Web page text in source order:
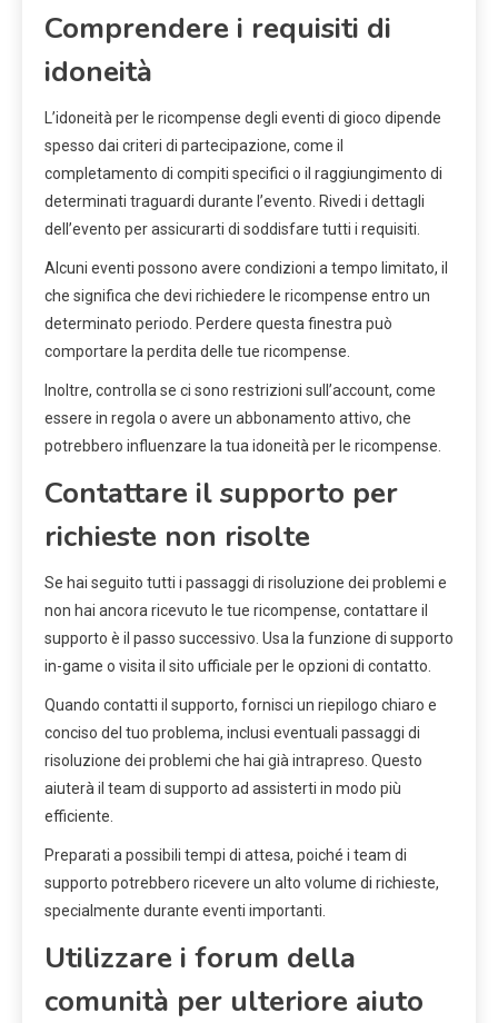
Comprendere i requisiti di
idoneità
L’idoneità per le ricompense degli eventi di gioco dipende
spesso dai criteri di partecipazione, come il
completamento di compiti specifici o il raggiungimento di
determinati traguardi durante l’evento. Rivedi i dettagli
dell’evento per assicurarti di soddisfare tutti i requisiti.
Alcuni eventi possono avere condizioni a tempo limitato, il
che significa che devi richiedere le ricompense entro un
determinato periodo. Perdere questa finestra può
comportare la perdita delle tue ricompense.
Inoltre, controlla se ci sono restrizioni sull’account, come
essere in regola o avere un abbonamento attivo, che
potrebbero influenzare la tua idoneità per le ricompense.
Contattare il supporto per
richieste non risolte
Se hai seguito tutti i passaggi di risoluzione dei problemi e
non hai ancora ricevuto le tue ricompense, contattare il
supporto è il passo successivo. Usa la funzione di supporto
in-game o visita il sito ufficiale per le opzioni di contatto.
Quando contatti il supporto, fornisci un riepilogo chiaro e
conciso del tuo problema, inclusi eventuali passaggi di
risoluzione dei problemi che hai già intrapreso. Questo
aiuterà il team di supporto ad assisterti in modo più
efficiente.
Preparati a possibili tempi di attesa, poiché i team di
supporto potrebbero ricevere un alto volume di richieste,
specialmente durante eventi importanti.
Utilizzare i forum della
comunità per ulteriore aiuto